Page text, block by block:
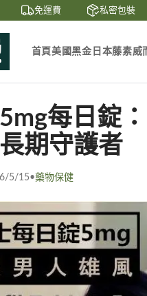
免運費 私密包裝
首頁美國黑金 日本藤素威
每日錠
期守護者
5/15•藥物保健